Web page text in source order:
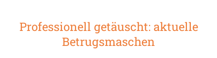
Professionell getäuscht: aktuelle
Betrugsmaschen